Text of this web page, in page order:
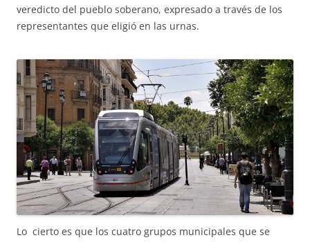
veredicto del pueblo soberano, expresado a través de los
representantes que eligió en las urnas.
Lo cierto es que los cuatro grupos municipales que se